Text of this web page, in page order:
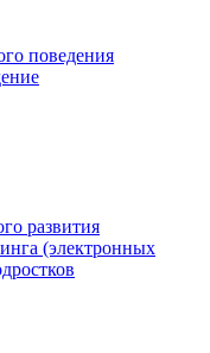
поведения
развития
(электронных